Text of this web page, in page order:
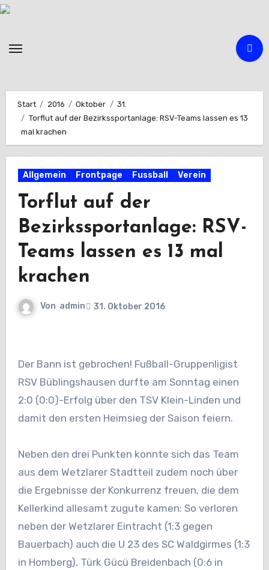
Zum
Start 2016 Oktober
31.
Torflut auf der Bezirkssportanlage: RSV-Teams lassen es 13
mal krachen
Allgemein Frontpage Fussball Verein
Torflut auf der
Bezirkssportanlage: RSV-
Teams lassen es 13 mal
krachen
Von admin 31. Oktober 2016
Der Bann ist gebrochen! Fußball-Gruppenligist
RSV Büblingshausen durfte am Sonntag einen
2:0 (0:0)-Erfolg über den TSV Klein-Linden und
damit den ersten Heimsieg der Saison feiern.
Neben den drei Punkten konnte sich das Team
aus dem Wetzlarer Stadtteil zudem noch über
die Ergebnisse der Konkurrenz freuen, die dem
Kellerkind allesamt zugute kamen: So verloren
neben der Wetzlarer Eintracht (1:3 gegen
Bauerbach) auch die U 23 des SC Waldgirmes (1:3
in Homberg), Türk Gücü Breidenbach (0:6 in